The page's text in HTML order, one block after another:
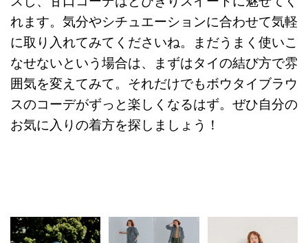
れます。気分やシチュエーションに合わせて気軽
に取り入れてみてくださいね。まだうまく使いこ
なせないという場合は、まずはタイの結び方で雰
囲気を変えてみて。それだけでもボウタイブラウ
スのコーデがずっと楽しくなるはず。ぜひ自分の
お気に入りの着方を探しましょう！